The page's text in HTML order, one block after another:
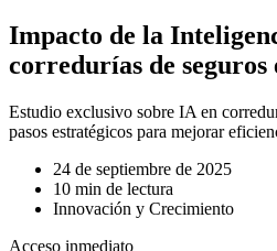
Impacto de la
corredurías de seguros
Estudio exclusivo sobre IA en
pasos estratégicos para mejorar
24 de septiembre de 2025
10 min de lectura
Innovación y Crecimiento
Acceso inmediato